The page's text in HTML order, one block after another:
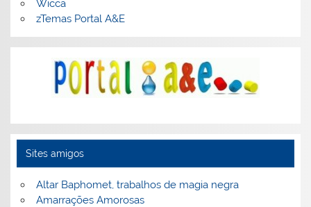
Wicca
zTemas Portal A&E
Sites amigos
Altar Baphomet, trabalhos de magia negra
Amarrações Amorosas